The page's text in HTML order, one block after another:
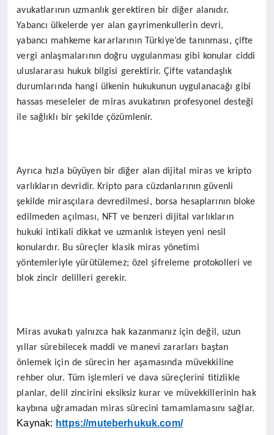
avukatlarının uzmanlık gerektiren bir diğer alanıdır.
Yabancı ülkelerde yer alan gayrimenkullerin devri,
yabancı mahkeme kararlarının Türkiye’de tanınması, çifte
vergi anlaşmalarının doğru uygulanması gibi konular ciddi
uluslararası hukuk bilgisi gerektirir. Çifte vatandaşlık
durumlarında hangi ülkenin hukukunun uygulanacağı gibi
hassas meseleler de miras avukatının profesyonel desteği
ile sağlıklı bir şekilde çözümlenir.
Ayrıca hızla büyüyen bir diğer alan dijital miras ve kripto
varlıkların devridir. Kripto para cüzdanlarının güvenli
şekilde mirasçılara devredilmesi, borsa hesaplarının bloke
edilmeden açılması, NFT ve benzeri dijital varlıkların
hukuki intikali dikkat ve uzmanlık isteyen yeni nesil
konulardır. Bu süreçler klasik miras yönetimi
yöntemleriyle yürütülemez; özel şifreleme protokolleri ve
blok zincir delilleri gerekir.
Miras avukatı yalnızca hak kazanmanız için değil, uzun
yıllar sürebilecek maddi ve manevi zararları baştan
önlemek için de sürecin her aşamasında müvekkiline
rehber olur. Tüm işlemleri ve dava süreçlerini titizlikle
planlar, delil zincirini eksiksiz kurar ve müvekkillerinin hak
kaybına uğramadan miras sürecini tamamlamasını sağlar.
Kaynak: https://muteberhukuk.com/